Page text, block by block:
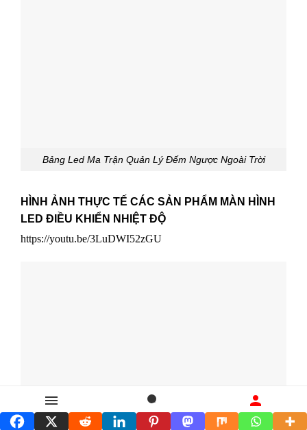
Bảng Led Ma Trận Quản Lý Đếm Ngược Ngoài Trời
HÌNH ẢNH THỰC TẾ CÁC SẢN PHẨM MÀN HÌNH
LED ĐIỀU KHIỂN NHIỆT ĐỘ
https://youtu.be/3LuDWI52zGU
Danh mục Tìm kiếm Liên hệ